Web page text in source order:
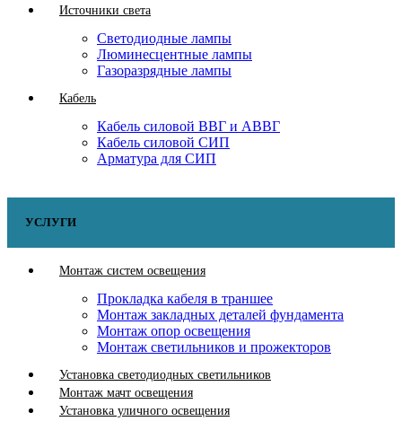
Источники света
Светодиодные лампы
Люминесцентные лампы
Газоразрядные лампы
Кабель
Кабель силовой ВВГ и АВВГ
Кабель силовой СИП
Арматура для СИП
УСЛУГИ
Монтаж систем освещения
Прокладка кабеля в траншее
Монтаж закладных деталей фундамента
Монтаж опор освещения
Монтаж светильников и прожекторов
Установка светодиодных светильников
Монтаж мачт освещения
Установка уличного освещения